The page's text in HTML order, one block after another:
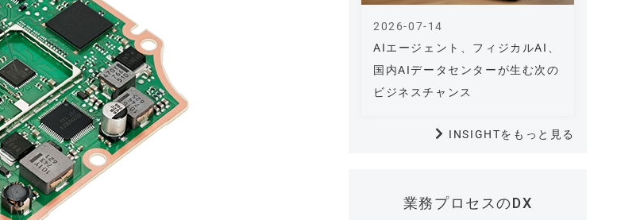
AIエージェント、フィジカルAI、
国内AIデータセンターが生む次の
ビジネスチャンス
2026-07-14
INSIGHTをもっと見る
業務プロセスのDX